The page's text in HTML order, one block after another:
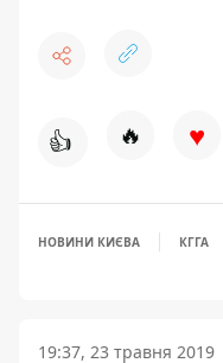
👍 🔥 ♥
НОВИНИ КИЄВА КГГА
19:37, 23 травня 2019